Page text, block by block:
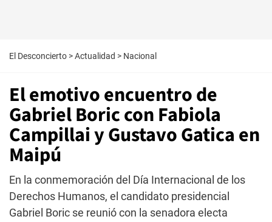
El Desconcierto >Actualidad > Nacional
El emotivo encuentro de
Gabriel Boric con Fabiola
Campillai y Gustavo Gatica en
Maipú
En la conmemoración del Día Internacional de los
Derechos Humanos, el candidato presidencial
Gabriel Boric se reunió con la senadora electa